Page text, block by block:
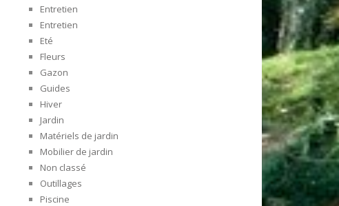
Entretien
Entretien
Eté
Fleurs
Gazon
Guides
Hiver
Jardin
Matériels de jardin
Mobilier de jardin
Non classé
Outillages
Piscine